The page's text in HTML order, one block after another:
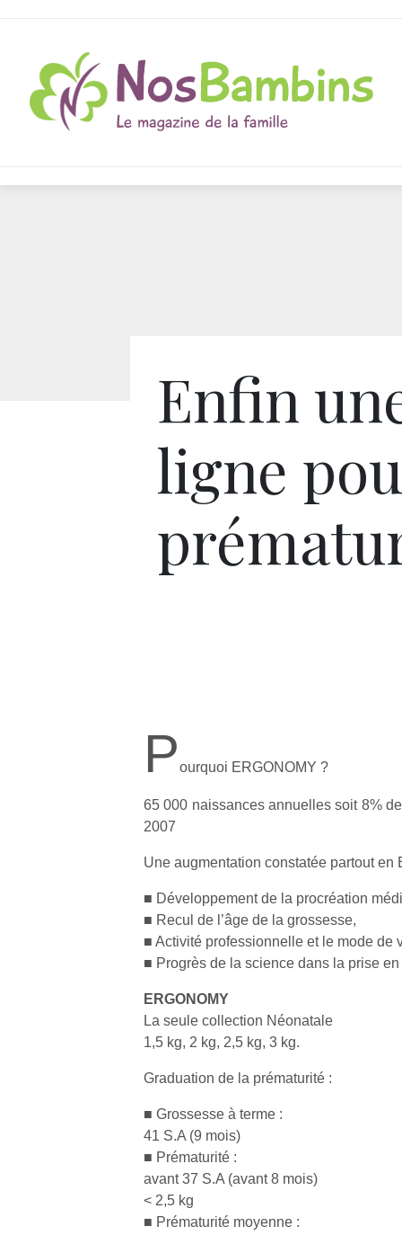
Enfin
ligne
Pourquoi ERGONOMY ?
65 000 naissances annuelles soit 8%
2007
Une augmentation constatée partout en
■ Développement de la procréation
■ Recul de l’âge de la grossesse,
■ Activité professionnelle et le mode de
■ Progrès de la science dans la prise
ERGONOMY
La seule collection Néonatale
1,5 kg, 2 kg, 2,5 kg, 3 kg.
Graduation de la prématurité :
■ Grossesse à terme :
41 S.A (9 mois)
■ Prématurité :
avant 37 S.A (avant 8 mois)
< 2,5 kg
■ Prématurité moyenne :